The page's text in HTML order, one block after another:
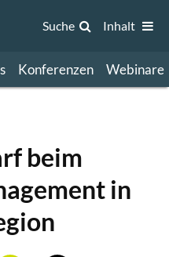
Konferenzen Webinare
Suche Inhalt
beim
in